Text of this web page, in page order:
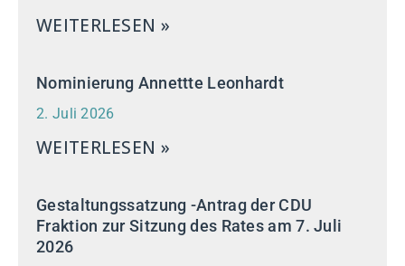
WEITERLESEN »
Nominierung Annettte Leonhardt
2. Juli 2026
WEITERLESEN »
Gestaltungssatzung -Antrag der CDU
Fraktion zur Sitzung des Rates am 7. Juli
2026